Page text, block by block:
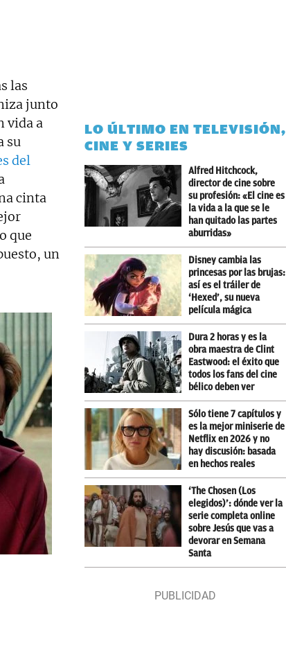
las
junto
vida a
su
del
cinta
que
un
LO ÚLTIMO EN TELEVISIÓN,
CINE Y SERIES
Alfred Hitchcock,
director de cine sobre
su profesión: «El cine es
la vida a la que se le
han quitado las partes
aburridas»
Disney cambia las
princesas por las brujas:
así es el tráiler de
‘Hexed’, su nueva
película mágica
Dura 2 horas y es la
obra maestra de Clint
Eastwood: el éxito que
todos los fans del cine
bélico deben ver
Sólo tiene 7 capítulos y
es la mejor miniserie de
Netflix en 2026 y no
hay discusión: basada
en hechos reales
‘The Chosen (Los
elegidos)’: dónde ver la
serie completa online
sobre Jesús que vas a
devorar en Semana
Santa